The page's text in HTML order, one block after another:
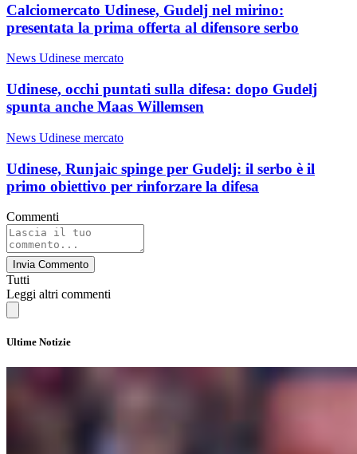
Calciomercato Udinese, Gudelj nel mirino:
presentata la prima offerta al difensore serbo
News Udinese mercato
Udinese, occhi puntati sulla difesa: dopo Gudelj
spunta anche Maas Willemsen
News Udinese mercato
Udinese, Runjaic spinge per Gudelj: il serbo è il
primo obiettivo per rinforzare la difesa
Commenti
Invia Commento
Tutti
Leggi altri commenti
Ultime Notizie